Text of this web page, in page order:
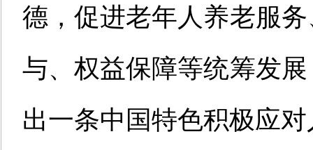
德，促进老年人养老服
与、权益保障等统筹发
出一条中国特色积极应